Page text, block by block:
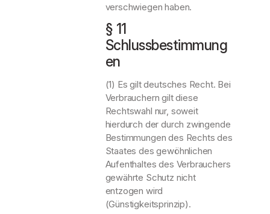
verschwiegen haben.
§ 11
Schlussbestimmung
en
(1) Es gilt deutsches Recht. Bei
Verbrauchern gilt diese
Rechtswahl nur, soweit
hierdurch der durch zwingende
Bestimmungen des Rechts des
Staates des gewöhnlichen
Aufenthaltes des Verbrauchers
gewährte Schutz nicht
entzogen wird
(Günstigkeitsprinzip).